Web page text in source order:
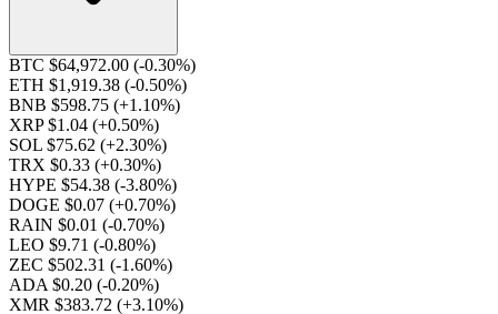
BTC $64,972.00 (-0.30%)
ETH $1,919.38 (-0.50%)
BNB $598.75 (+1.10%)
XRP $1.04 (+0.50%)
SOL $75.62 (+2.30%)
TRX $0.33 (+0.30%)
HYPE $54.38 (-3.80%)
DOGE $0.07 (+0.70%)
RAIN $0.01 (-0.70%)
LEO $9.71 (-0.80%)
ZEC $502.31 (-1.60%)
ADA $0.20 (-0.20%)
XMR $383.72 (+3.10%)